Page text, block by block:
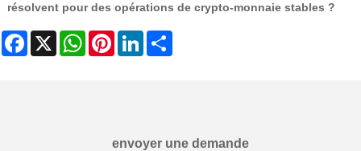
résolvent pour des opérations de crypto-monnaie stables ?
Facebook
X WhatsAppPinterestLinkedIn
envoyer une demande